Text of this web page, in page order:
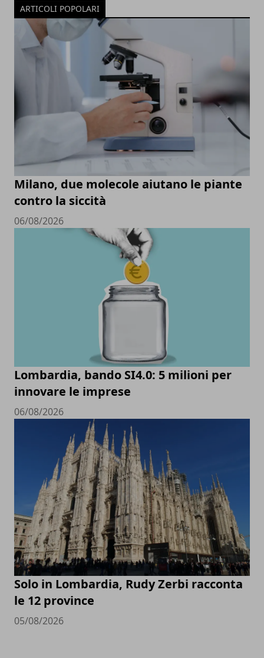
ARTICOLI POPOLARI
Milano, due molecole aiutano le piante
contro la siccità
06/08/2026
Lombardia, bando SI4.0: 5 milioni per
innovare le imprese
06/08/2026
Solo in Lombardia, Rudy Zerbi racconta
le 12 province
05/08/2026